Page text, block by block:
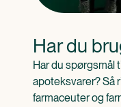
Har du
Har du spørgsmål
apoteksvarer? Så
farmaceuter og